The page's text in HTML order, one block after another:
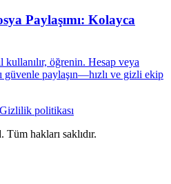
Paylaşımı: Kolayca
öğrenin. Hesap veya
güvenle paylaşın—hızlı ve gizli ekip
Gizlilik politikası
Tüm hakları saklıdır.